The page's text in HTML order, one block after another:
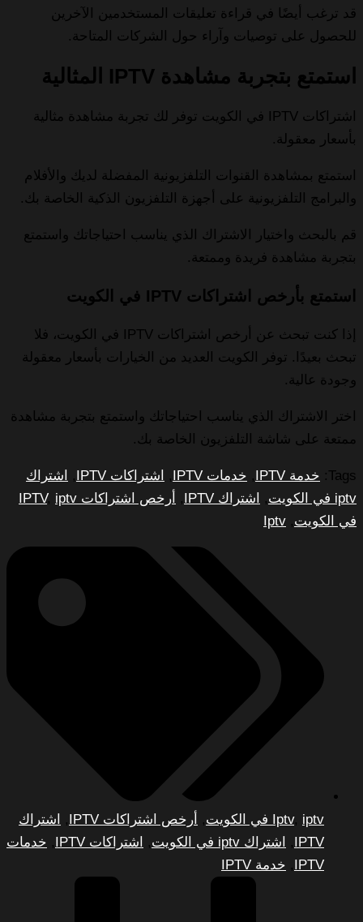
قد ترغب أيضًا في قراءة تعليقات المستخدمين الآخرين
للحصول على توصيات وآراء حول الشركات المتاحة.
استمتع بتجربة مشاهدة IPTV المثالية
اشتراكات IPTV في الكويت توفر لك تجربة مشاهدة مثالية
بأسعار معقولة.
استمتع بمشاهدة القنوات التلفزيونية المفضلة لديك والأفلام
والبرامج التلفزيونية على أجهزة التلفزيون الذكية الخاصة بك.
قم بالبحث واختيار الاشتراك الذي يناسب احتياجاتك واستمتع
بتجربة مشاهدة فريدة وممتعة.
استمتع بأرخص اشتراكات IPTV في الكويت
إذا كنت تبحث عن أرخص اشتراكات IPTV في الكويت، فلا
تبحث بعيدًا. توفر الكويت العديد من الخيارات بأسعار معقولة
وجودة عالية.
اختر الاشتراك الذي يناسب احتياجاتك واستمتع بتجربة مشاهدة
ممتعة على شاشة التلفزيون الخاصة بك.
Tags: خدمة IPTV , خدمات IPTV , اشتراكات IPTV ,
اشتراك
iptv في الكويت
, اشتراك IPTV , أرخص اشتراكات IPTV , iptv
في الكويت,
Iptv
Iptv, iptv في الكويت , أرخص اشتراكات IPTV ,
اشتراك
IPTV
, اشتراك iptv في الكويت , اشتراكات IPTV , خدمات
IPTV
, خدمة IPTV